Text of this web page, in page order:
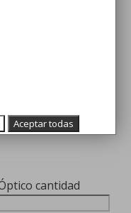
inox
sensor
cantidad
Aceptar todas